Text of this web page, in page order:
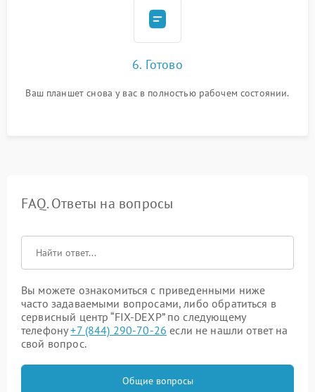
6. Готово
Ваш планшет снова у вас в полностью рабочем состоянии.
FAQ. Ответы на вопросы
Вы можете ознакомиться с приведенными ниже
часто задаваемыми вопросами, либо обратиться в
сервисный центр “FIX-DEXP” по следующему
телефону+7 (844) 290-70-26 если не нашли ответ на
свой вопрос.
Общие вопросы